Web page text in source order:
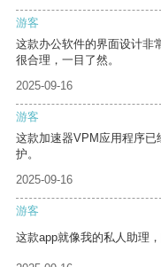
游客
这款办公软件的界面设计非
很合理，一目了然。
2025-09-16
游客
这款加速器VPM应用程序
护。
2025-09-16
游客
这款app就像我的私人助理